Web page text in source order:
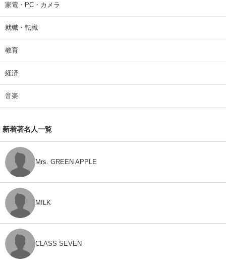
家電・PC・カメラ
就職・転職
教育
経済
音楽
新着著名人一覧
Mrs. GREEN APPLE
M!LK
CLASS SEVEN